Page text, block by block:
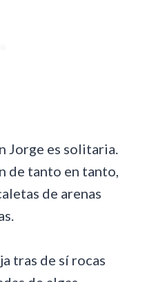
Jorge es solitaria.
de tanto en tanto,
de arenas
tras de sí rocas